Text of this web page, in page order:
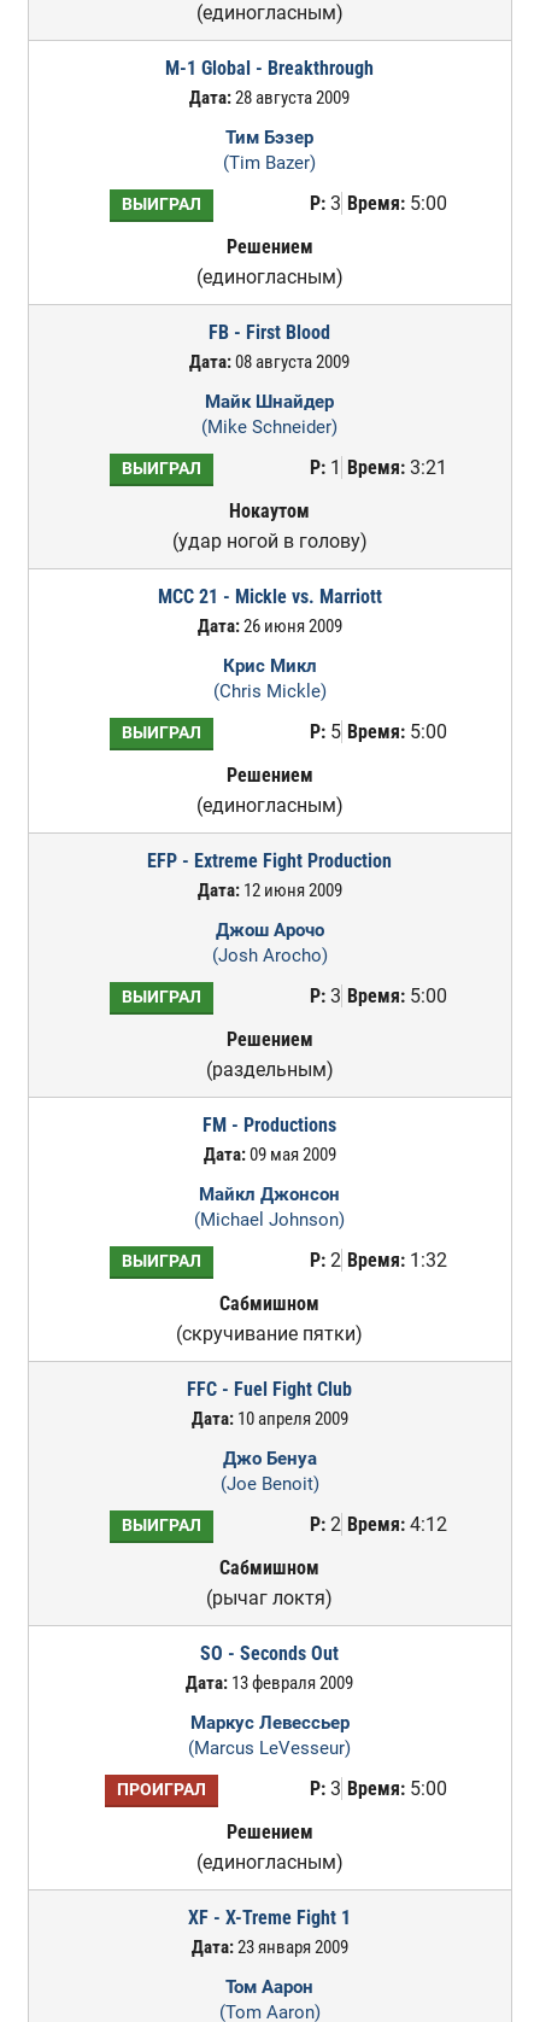
(единогласным)
M-1 Global - Breakthrough
Дата:28 августа 2009
Тим Бэзер
(Tim Bazer)
ВЫИГРАЛ Р:3 Время:5:00
Решением
(единогласным)
FB - First Blood
Дата:08 августа 2009
Майк Шнайдер
(Mike Schneider)
ВЫИГРАЛ Р:1 Время:3:21
Нокаутом
(удар ногой в голову)
MCC 21 - Mickle vs. Marriott
Дата:26 июня 2009
Крис Микл
(Chris Mickle)
ВЫИГРАЛ Р:5 Время:5:00
Решением
(единогласным)
EFP - Extreme Fight Production
Дата:12 июня 2009
Джош Арочо
(Josh Arocho)
ВЫИГРАЛ Р:3 Время:5:00
Решением
(раздельным)
FM - Productions
Дата:09 мая 2009
Майкл Джонсон
(Michael Johnson)
ВЫИГРАЛ Р:2 Время:1:32
Сабмишном
(скручивание пятки)
FFC - Fuel Fight Club
Дата:10 апреля 2009
Джо Бенуа
(Joe Benoit)
ВЫИГРАЛ Р:2 Время:4:12
Сабмишном
(рычаг локтя)
SO - Seconds Out
Дата: 13 февраля 2009
Маркус Левессьер
(Marcus LeVesseur)
ПРОИГРАЛ Р:3 Время:5:00
Решением
(единогласным)
XF - X-Treme Fight 1
Дата:23 января 2009
Том Аарон
(Tom Aaron)